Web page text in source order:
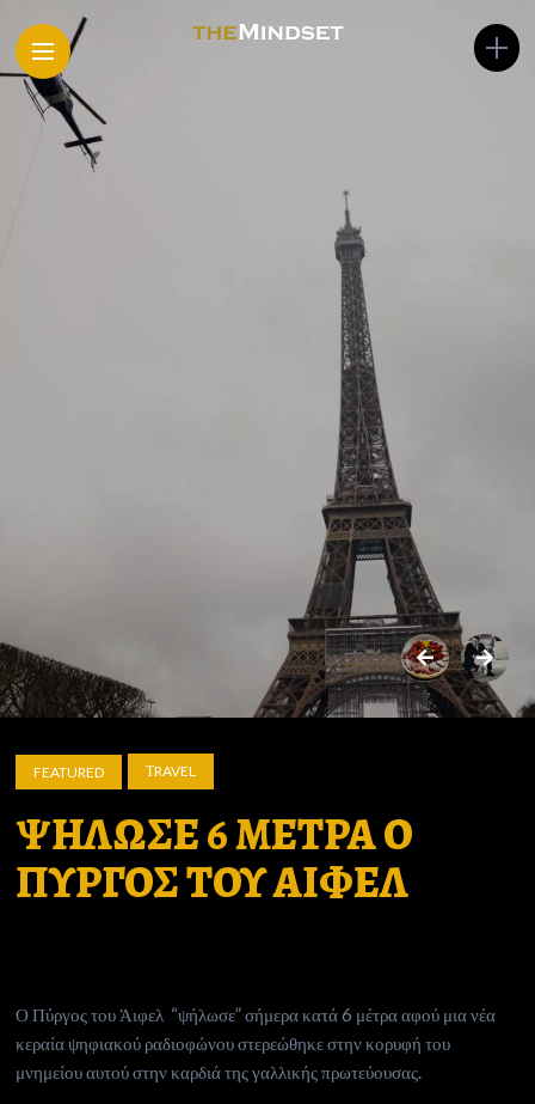
FEATURED ΤRAVEL
ΨΗΛΩΣΕ 6 ΜΕΤΡΑ Ο
ΠΥΡΓΟΣ ΤΟΥ ΑΙΦΕΛ
Ο Πύργος του Άιφελ “ψήλωσε” σήμερα κατά 6 μέτρα αφού μια νέα
κεραία ψηφιακού ραδιοφώνου στερεώθηκε στην κορυφή του
μνημείου αυτού στην καρδιά της γαλλικής πρωτεύουσας.